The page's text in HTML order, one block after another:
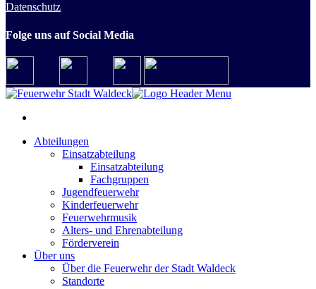
Datenschutz
Folge uns auf Social Media
Abteilungen
Einsatzabteilung
Einsatzabteilung
Fachgruppen
Jugendfeuerwehr
Kinderfeuerwehr
Feuerwehrmusik
Alters- und Ehrenabteilung
Förderverein
Über uns
Über die Feuerwehr der Stadt Waldeck
Standorte